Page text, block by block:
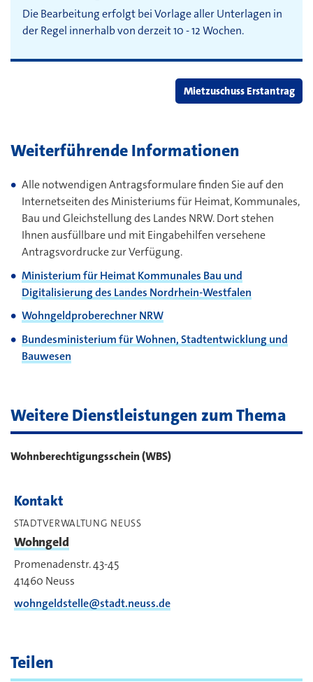
Die Bearbeitung erfolgt bei Vorlage aller Unterlagen in
der Regel innerhalb von derzeit 10 - 12 Wochen.
Mietzuschuss Erstantrag
Weiterführende Informationen
Alle notwendigen Antragsformulare finden Sie auf den
Internetseiten des Ministeriums für Heimat, Kommunales,
Bau und Gleichstellung des Landes NRW. Dort stehen
Ihnen ausfüllbare und mit Eingabehilfen versehene
Antragsvordrucke zur Verfügung.
Ministerium für Heimat Kommunales Bau und
Digitalisierung des Landes Nordrhein-Westfalen
Wohngeldproberechner NRW
Bundesministerium für Wohnen, Stadtentwicklung und
Bauwesen
Weitere Dienstleistungen zum Thema
Wohnberechtigungsschein (WBS)
Kontakt
STADTVERWALTUNG NEUSS
Wohngeld
Promenadenstr. 43-45
41460 Neuss
wohngeldstelle@stadt.neuss.de
Teilen